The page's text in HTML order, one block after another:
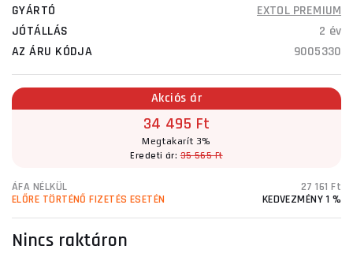
GYÁRTÓ
EXTOL PREMIUM
JÓTÁLLÁS
2 év
AZ ÁRU KÓDJA
9005330
Akciós ár
34 495 Ft
Megtakarít 3%
Eredeti ár:35 565 Ft
ÁFA NÉLKÜL
27 161 Ft
ELŐRE TÖRTÉNŐ FIZETÉS ESETÉN
KEDVEZMÉNY 1 %
Nincs raktáron